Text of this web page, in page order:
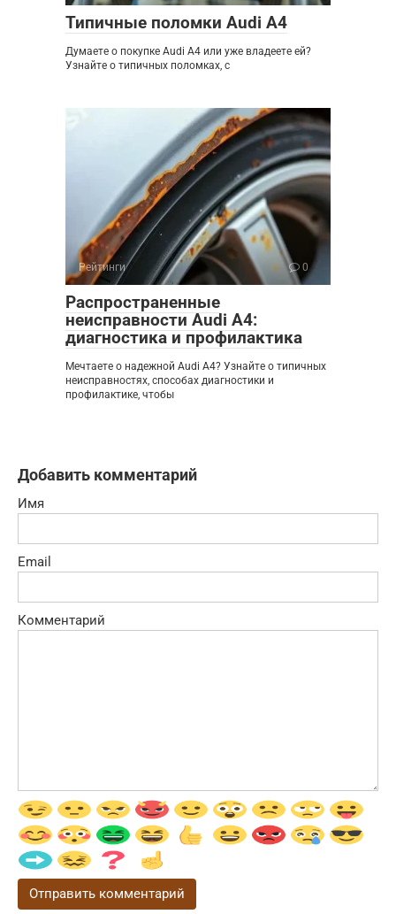
Типичные поломки Audi A4
Думаете о покупке Audi A4 или уже владеете ей?
Узнайте о типичных поломках, с
Рейтинги 0
Распространенные
неисправности Audi A4:
диагностика и профилактика
Мечтаете о надежной Audi A4? Узнайте о типичных
неисправностях, способах диагностики и
профилактике, чтобы
Добавить комментарий
Имя
Email
Комментарий